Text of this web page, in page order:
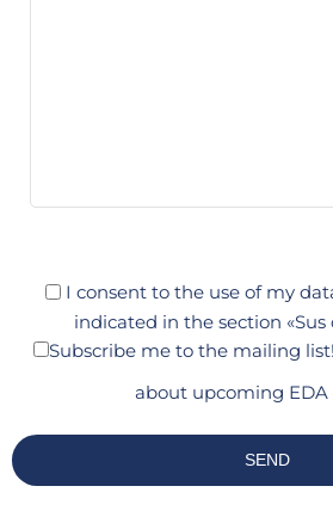
I consent to the use of my
indicated in the section «Sus
Subscribe me to the mailing list!
about upcoming EDA